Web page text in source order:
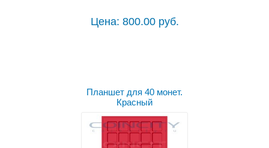
Цена: 800.00 руб.
Планшет для 40 монет.
Красный